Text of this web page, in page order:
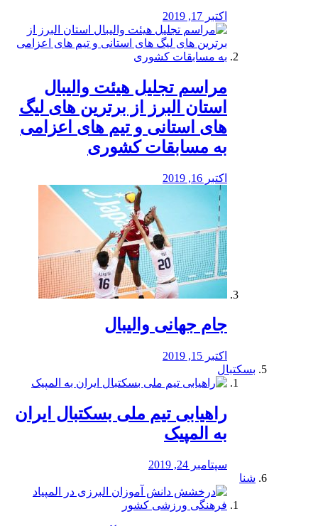
اکتبر 17, 2019
مراسم تجلیل هیئت والیبال
استان البرز از برترین های لیگ
های استانی و تیم های اعزامی
به مسابقات کشوری
اکتبر 16, 2019
جام جهانی والیبال
اکتبر 15, 2019
بسکتبال
راهیابی تیم ملی بسکتبال ایران
به المپیک
سپتامبر 24, 2019
شنا